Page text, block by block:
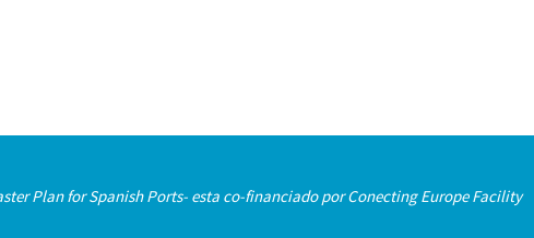
Plan for Spanish Ports- esta co-financiado por Conecting Europe Facility